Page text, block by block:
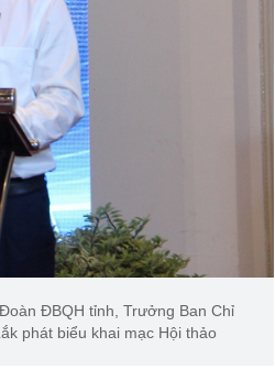
ĐBQH tỉnh, Trưởng Ban Chỉ
phát biểu khai mạc Hội thảo